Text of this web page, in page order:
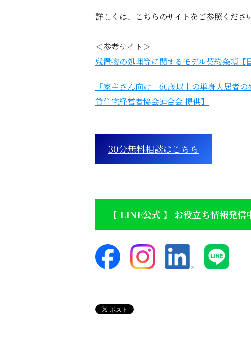
詳しくは、こちらのサイトをご参照ください
＜参考サイト＞
残置物の処理等に関するモデル契約条項【
「家主さん向け」60歳以上の単身入居者
貸住宅経営者協会連合会 提供】
30分無料相談はこちら
【 LINE公式 】 お役立ち情報発信